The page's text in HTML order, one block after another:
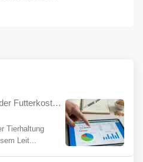
Leitfaden zur Berechnung der Futterkosten für Anfänger
Tierhaltung
Leit...